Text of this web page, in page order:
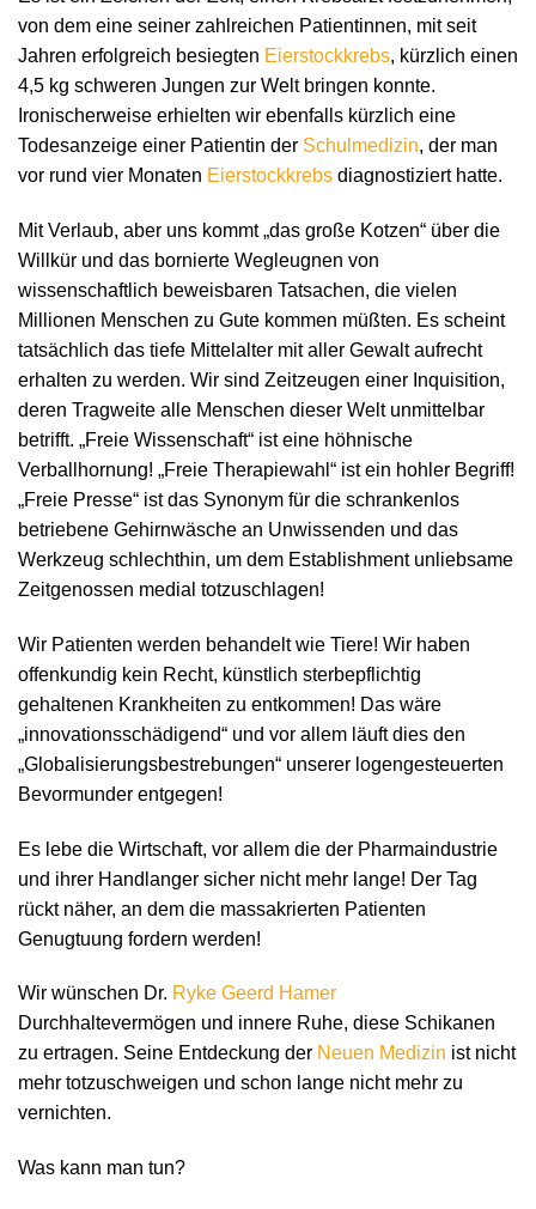
von dem eine seiner zahlreichen Patientinnen, mit seit
Jahren erfolgreich besiegten Eierstockkrebs, kürzlich einen
4,5 kg schweren Jungen zur Welt bringen konnte.
Ironischerweise erhielten wir ebenfalls kürzlich eine
Todesanzeige einer Patientin der Schulmedizin, der man
vor rund vier Monaten Eierstockkrebs diagnostiziert hatte.
Mit Verlaub, aber uns kommt „das große Kotzen“ über die
Willkür und das bornierte Wegleugnen von
wissenschaftlich beweisbaren Tatsachen, die vielen
Millionen Menschen zu Gute kommen müßten. Es scheint
tatsächlich das tiefe Mittelalter mit aller Gewalt aufrecht
erhalten zu werden. Wir sind Zeitzeugen einer Inquisition,
deren Tragweite alle Menschen dieser Welt unmittelbar
betrifft. „Freie Wissenschaft“ ist eine höhnische
Verballhornung! „Freie Therapiewahl“ ist ein hohler Begriff!
„Freie Presse“ ist das Synonym für die schrankenlos
betriebene Gehirnwäsche an Unwissenden und das
Werkzeug schlechthin, um dem Establishment unliebsame
Zeitgenossen medial totzuschlagen!
Wir Patienten werden behandelt wie Tiere! Wir haben
offenkundig kein Recht, künstlich sterbepflichtig
gehaltenen Krankheiten zu entkommen! Das wäre
„innovationsschädigend“ und vor allem läuft dies den
„Globalisierungsbestrebungen“ unserer logengesteuerten
Bevormunder entgegen!
Es lebe die Wirtschaft, vor allem die der Pharmaindustrie
und ihrer Handlanger sicher nicht mehr lange! Der Tag
rückt näher, an dem die massakrierten Patienten
Genugtuung fordern werden!
Wir wünschen Dr. Ryke Geerd Hamer
Durchhaltevermögen und innere Ruhe, diese Schikanen
zu ertragen. Seine Entdeckung der Neuen Medizin ist nicht
mehr totzuschweigen und schon lange nicht mehr zu
vernichten.
Was kann man tun?